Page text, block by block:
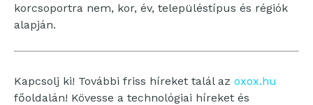
korcsoportra nem, kor, év, településtípus és régiók
alapján.
Kapcsolj ki! További friss híreket talál az oxox.hu
főoldalán! Kövesse a technológiai híreket és